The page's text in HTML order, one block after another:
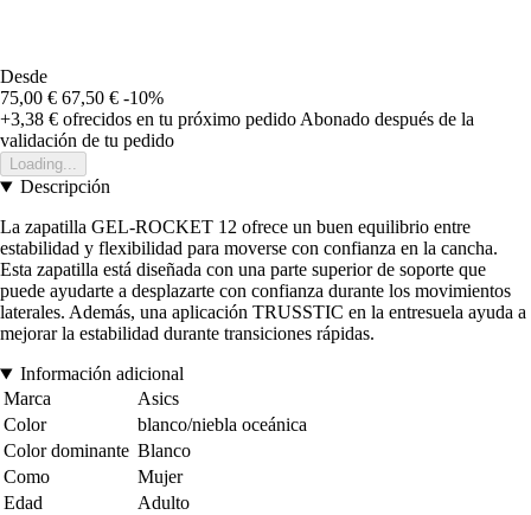
Desde
75,00 € 67,50 € -10%
+3,38 € ofrecidos en tu próximo pedido Abonado después de la
validación de tu pedido
Loading...
Descripción
La zapatilla GEL-ROCKET 12 ofrece un buen equilibrio entre
estabilidad y flexibilidad para moverse con confianza en la cancha.
Esta zapatilla está diseñada con una parte superior de soporte que
puede ayudarte a desplazarte con confianza durante los movimientos
laterales. Además, una aplicación TRUSSTIC en la entresuela ayuda a
mejorar la estabilidad durante transiciones rápidas.
Información adicional
Marca
Asics
Color
blanco/niebla oceánica
Color dominante Blanco
Como
Mujer
Edad
Adulto